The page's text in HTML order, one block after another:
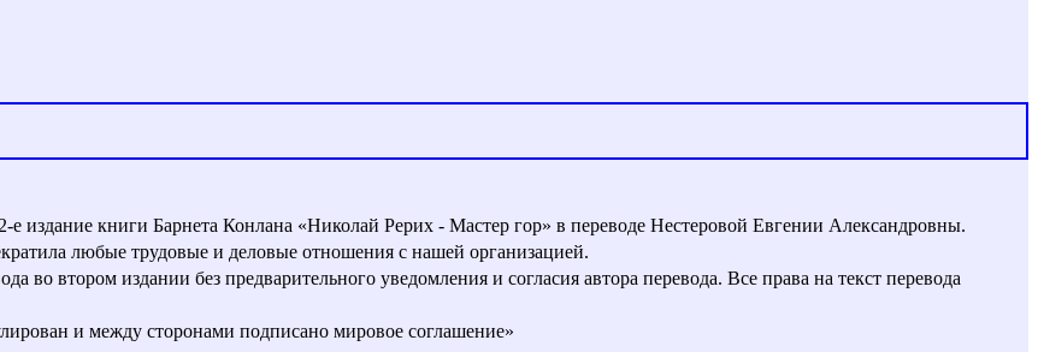
е издание книги Барнета Конлана «Николай Рерих - Мастер гор» в переводе Нестеровой Евгении Александровны.
любые трудовые и деловые отношения с нашей организацией.
втором издании без предварительного уведомления и согласия автора перевода. Все права на текст перевода
и между сторонами подписано мировое соглашение»